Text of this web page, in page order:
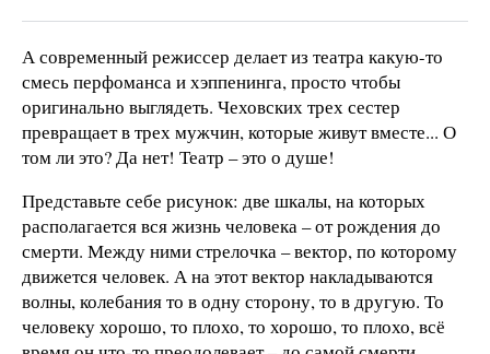
А современный режиссер делает из театра какую-то
смесь перфоманса и хэппенинга, просто чтобы
оригинально выглядеть. Чеховских трех сестер
превращает в трех мужчин, которые живут вместе... О
том ли это? Да нет! Театр – это о душе!
Представьте себе рисунок: две шкалы, на которых
располагается вся жизнь человека – от рождения до
смерти. Между ними стрелочка – вектор, по которому
движется человек. А на этот вектор накладываются
волны, колебания то в одну сторону, то в другую. То
человеку хорошо, то плохо, то хорошо, то плохо, всё